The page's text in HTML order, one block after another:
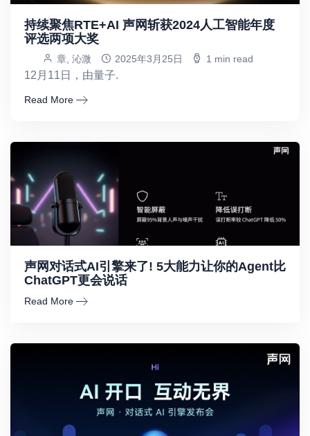
持续聚焦RTE+AI 声网斩获2024人工智能年度
评选两项大奖
章, 沁溦 2025年3月25日 1 min read
12月11日，由量子.
Read More
声网对话式AI引擎来了! 5大能力让你的Agent比
ChatGPT更会说话
Read More